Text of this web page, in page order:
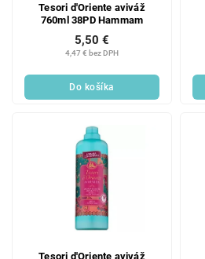
Tesori d'Oriente aviváž
760ml 38PD Hammam
4,47 € bez DPH
5,50 €
Do košíka
Tesori d'Oriente aviváž